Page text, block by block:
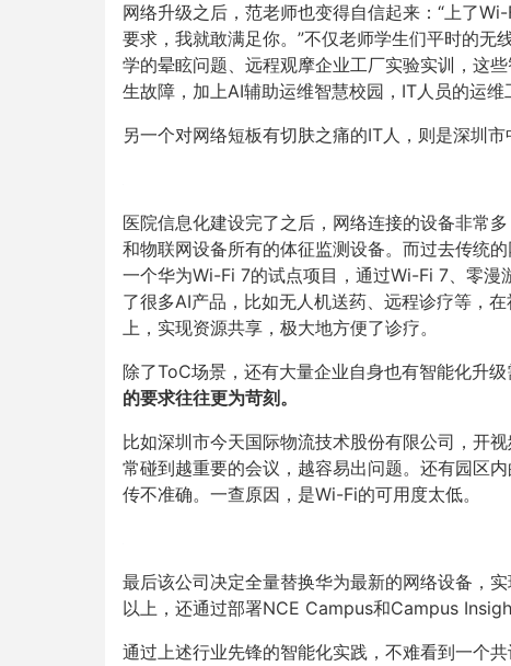
网络升级之后，范老师也变得自信起来：“上了
要求，我就敢满足你。”不仅老师学生们平时的无
学的晕眩问题、远程观摩企业工厂实验实训，这
生故障，加上AI辅助运维智慧校园，IT人员的运维
另一个对网络短板有切肤之痛的IT人，则是深圳
医院信息化建设完了之后，网络连接的设备非常
和物联网设备所有的体征监测设备。而过去传统
一个华为Wi-Fi 7的试点项目，通过Wi-Fi 7、零漫
了很多AI产品，比如无人机送药、远程诊疗等，
上，实现资源共享，极大地方便了诊疗。
除了ToC场景，还有大量企业自身也有智能化升级
的要求往往更为苛刻。
比如深圳市今天国际物流技术股份有限公司，开
常碰到越重要的会议，越容易出问题。还有园区
传不准确。一查原因，是Wi-Fi的可用度太低。
最后该公司决定全量替换华为最新的网络设备，
以上，还通过部署NCE Campus和Campus
通过上述行业先锋的智能化实践，不难看到一个共